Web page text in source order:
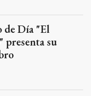
de Día "El
presenta su